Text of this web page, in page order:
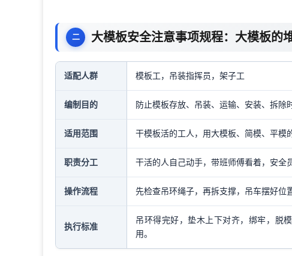
大模板安全注意事项规程：大模板的
适配人群 模板工，吊装指挥员，架子工
编制目的 防止模板存放、吊装、运输、安装、拆除
适用范围 干模板活的工人，用大模板、简模、平模
职责分工 干活的人自己动手，带班师傅看着，安全
操作流程 先检查吊环绳子，再拆支撑，吊车摆好位
执行标准
吊环得完好，垫木上下对齐，绑牢，脱
用。